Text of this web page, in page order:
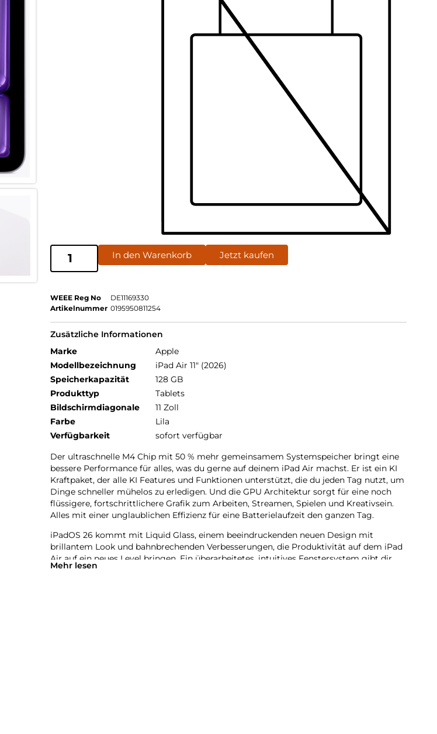
In den Warenkorb Jetzt kaufen
WEEE Reg No
DE11169330
Artikelnummer 0195950811254
Zusätzliche Informationen
Marke
Apple
Modellbezeichnung
iPad Air 11" (2026)
Speicherkapazität
128 GB
Produkttyp
Tablets
Bildschirmdiagonale
11 Zoll
Farbe
Lila
Verfügbarkeit
sofort verfügbar
Der ultraschnelle M4 Chip mit 50 % mehr gemeinsamem Systemspeicher bringt eine
bessere Performance für alles, was du gerne auf deinem iPad Air machst. Er ist ein KI
Kraftpaket, der alle KI Features und Funktionen unterstützt, die du jeden Tag nutzt, um
Dinge schneller mühelos zu erledigen. Und die GPU Architektur sorgt für eine noch
flüssigere, fortschrittlichere Grafik zum Arbeiten, Streamen, Spielen und Kreativsein.
Alles mit einer unglaublichen Effizienz für eine Batterielaufzeit den ganzen Tag.
iPadOS 26 kommt mit Liquid Glass, einem beeindruckenden neuen Design mit
brillantem Look und bahnbrechenden Verbesserungen, die Produktivität auf dem iPad
Air auf ein neues Level bringen. Ein überarbeitetes, intuitives Fenstersystem gibt dir
mehr Möglichkeiten und Flexibilität als je zuvor. Du kannst Pro Apps nutzen,
Mehr lesen